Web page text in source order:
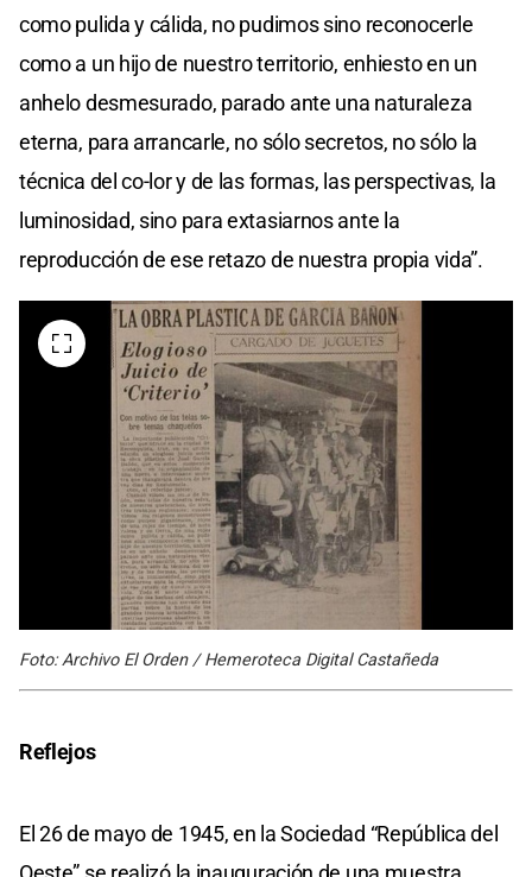
como pulida y cálida, no pudimos sino reconocerle
como a un hijo de nuestro territorio, enhiesto en un
anhelo desmesurado, parado ante una naturaleza
eterna, para arrancarle, no sólo secretos, no sólo la
técnica del co-lor y de las formas, las perspectivas, la
luminosidad, sino para extasiarnos ante la
reproducción de ese retazo de nuestra propia vida”.
Foto: Archivo El Orden / Hemeroteca Digital Castañeda
Reflejos
El 26 de mayo de 1945, en la Sociedad “República del